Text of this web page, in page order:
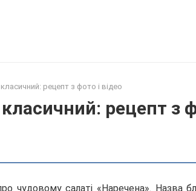
рецепт з фото і відео
рецепт з
чудовому салаті «Наречена». Назва